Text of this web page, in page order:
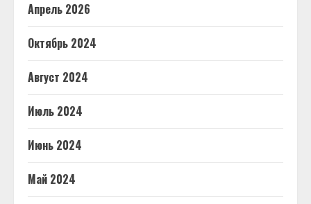
Апрель 2026
Октябрь 2024
Август 2024
Июль 2024
Июнь 2024
Май 2024